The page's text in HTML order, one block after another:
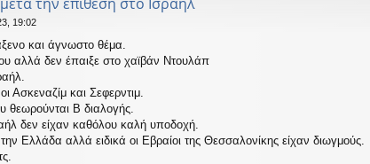
19:02
και άγνωστο θέμα.
αλλά δεν έπαιξε στο χαϊβάν Ντουλάπ
Ασκεναζίμ και Σεφερντιμ.
θεωρούνται Β διαλογής.
δεν είχαν καθόλου καλή υποδοχή.
Ελλάδα αλλά ειδικά οι Εβραίοι της Θεσσαλονίκης είχαν διωγμούς.